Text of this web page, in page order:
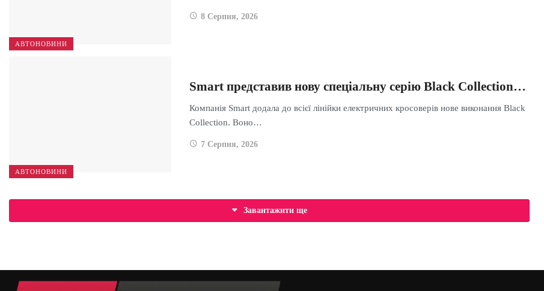
АВТОНОВИНИ
8 Серпня, 2026
АВТОНОВИНИ
Smart представив нову спеціальну серію Black Collection…
Компанія Smart додала до всієї лінійки електричних кросоверів нове виконання Black
Collection. Воно…
7 Серпня, 2026
Завантажити ще